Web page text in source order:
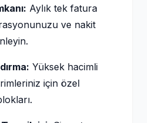
Aylık tek fatura
ve nakit
Yüksek hacimli
için özel